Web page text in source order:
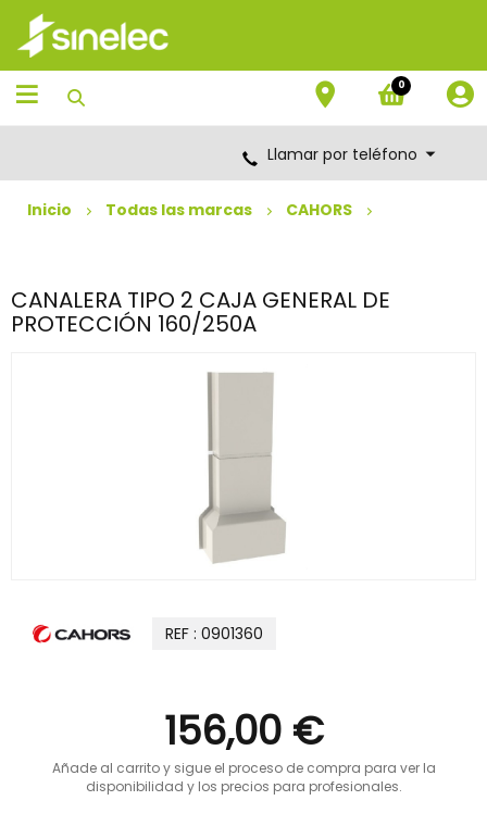
Saltar
contenido
Saltar
menú
de
navegación
0
Llamar por teléfono
Inicio Todas las marcas CAHORS
CANALERA TIPO 2 CAJA GENERAL DE
PROTECCIÓN 160/250A
REF : 0901360
156,00 €
Añade al carrito y sigue el proceso de compra para ver la
disponibilidad y los precios para profesionales.